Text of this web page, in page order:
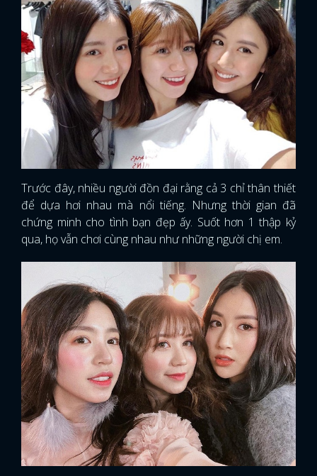
Trước đây, nhiều người đồn đại rằng cả 3 chỉ thân thiết
để dựa hơi nhau mà nổi tiếng. Nhưng thời gian đã
chứng minh cho tình bạn đẹp ấy. Suốt hơn 1 thập kỷ
qua, họ vẫn chơi cùng nhau như những người chị em.